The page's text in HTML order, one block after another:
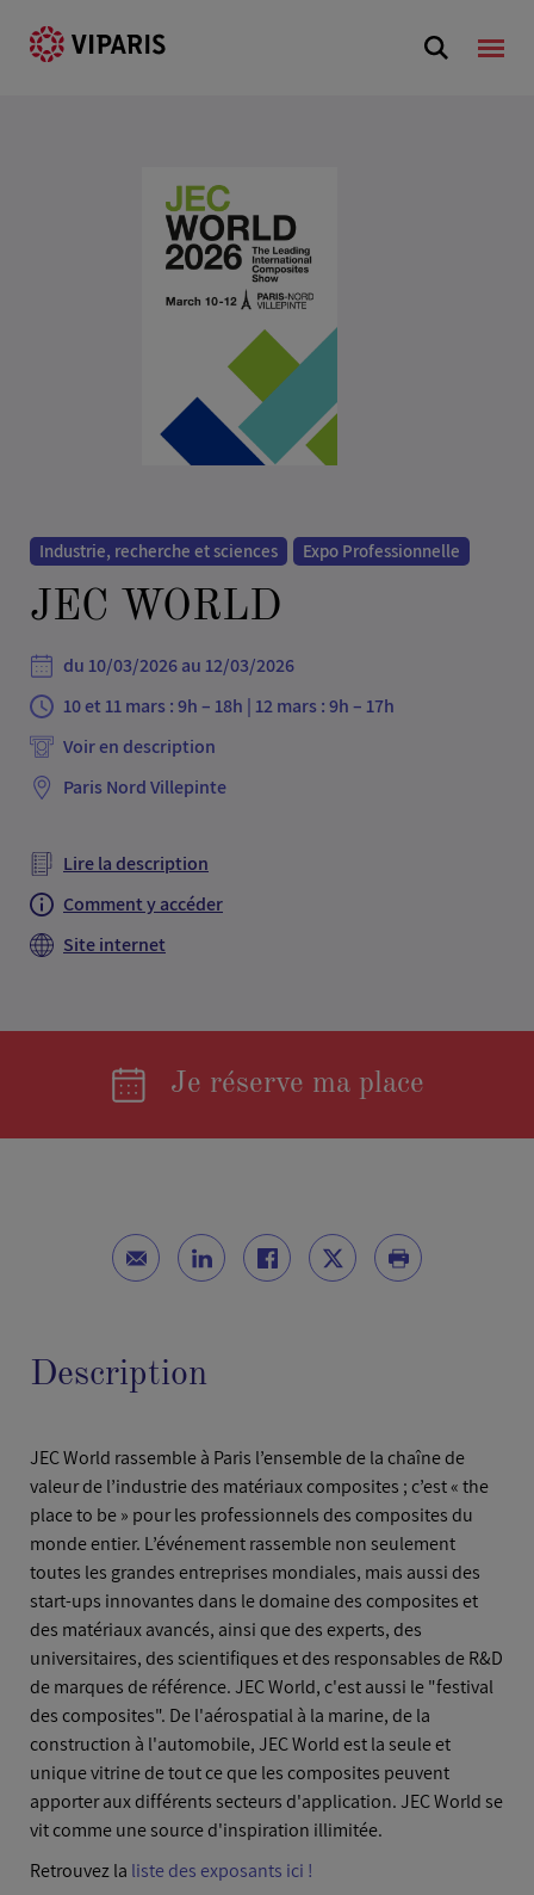
Industrie, recherche et sciences Expo Professionnelle
JEC WORLD
du 10/03/2026 au 12/03/2026
10 et 11 mars : 9h – 18h | 12 mars : 9h – 17h
Paris Nord Villepinte
Lire la description
Comment y accéder
Site internet
Je réserve ma place
Description
JEC World rassemble à Paris l’ensemble de la chaîne de
valeur de l’industrie des matériaux composites ; c’est « the
place to be » pour les professionnels des composites du
monde entier. L’événement rassemble non seulement
toutes les grandes entreprises mondiales, mais aussi des
start-ups innovantes dans le domaine des composites et
des matériaux avancés, ainsi que des experts, des
universitaires, des scientifiques et des responsables de R&D
de marques de référence. JEC World, c'est aussi le "festival
des composites". De l'aérospatial à la marine, de la
construction à l'automobile, JEC World est la seule et
unique vitrine de tout ce que les composites peuvent
apporter aux différents secteurs d'application. JEC World se
vit comme une source d'inspiration illimitée.
Retrouvez la liste des exposants ici !